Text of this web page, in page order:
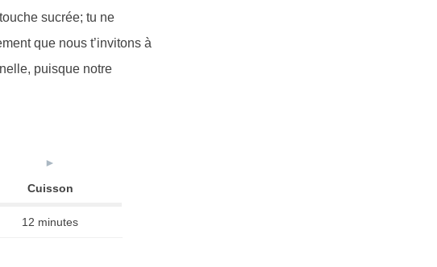
sucrée; tu ne
que nous t’invitons à
puisque notre
►
Cuisson
12 minutes